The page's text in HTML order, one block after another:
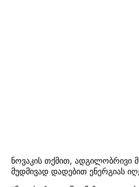
ნოვაკის თქმით, ადგილობრივი
მუდმივად დადებით ენერგიას